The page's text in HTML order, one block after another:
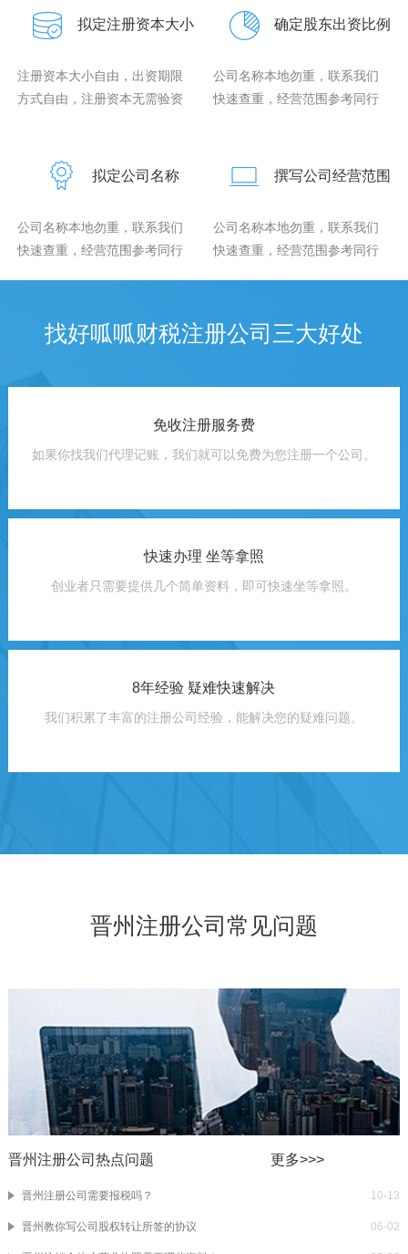
拟定注册资本大小
注册资本大小自由，出资期限
方式自由，注册资本无需验资
确定股东出资比例
公司名称本地勿重，联系我们
快速查重，经营范围参考同行
拟定公司名称
公司名称本地勿重，联系我们
快速查重，经营范围参考同行
撰写公司经营范围
公司名称本地勿重，联系我们
快速查重，经营范围参考同行
找好呱呱财税注册公司三大好处
免收注册服务费
如果你找我们代理记账，我们就可以免费为您注册一个公司。
快速办理 坐等拿照
创业者只需要提供几个简单资料，即可快速坐等拿照。
8年经验 疑难快速解决
我们积累了丰富的注册公司经验，能解决您的疑难问题。
晋州注册公司常见问题
晋州注册公司热点问题 更多>>>
晋州注册公司需要报税吗？ 10-13
晋州教你写公司股权转让所签的协议 06-02